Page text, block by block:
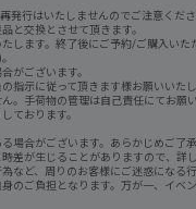
発行はいたしませんのでご注意くだ
と交換とさせて頂きます。
します。終了後にご予約/ご購入い
がございます。
指示に従って頂きます様お願いいた
。手荷物の管理は自己責任にてお願
ております。
場合がございます。あらかじめご了
差が生じることがありますので、詳
など、周りのお客様にご迷惑になる
のご負担となります。万が一、イベ